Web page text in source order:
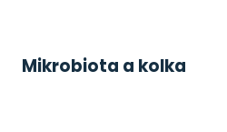
Mikrobiota a kolka